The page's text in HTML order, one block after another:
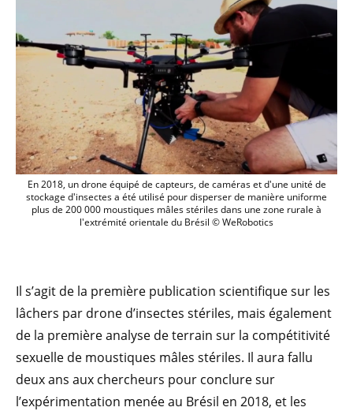
En 2018, un drone équipé de
En 2018, un drone équipé de capteurs, de caméras et d'une unité de
stockage d'insectes a été utilisé pour disperser de manière uniforme
plus de 200 000 moustiques mâles stériles dans une zone rurale à
l'extrémité orientale du Brésil © WeRobotics
Il s’agit de la première publication scientifique sur les
lâchers par drone d’insectes stériles, mais également
de la première analyse de terrain sur la compétitivité
sexuelle de moustiques mâles stériles. Il aura fallu
deux ans aux chercheurs pour conclure sur
l’expérimentation menée au Brésil en 2018, et les